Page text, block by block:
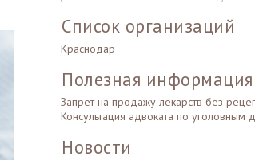
Список организаций
Краснодар
Полезная информация
Запрет на продажу лекарств без
Консультация адвоката по уголовным
Новости